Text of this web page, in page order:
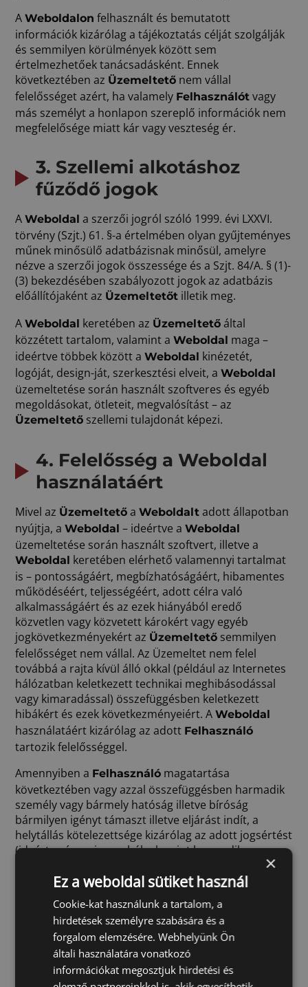
AWeboldalon felhasznált és bemutatott
információk kizárólag a tájékoztatás célját szolgálják
és semmilyen körülmények között sem
értelmezhetőek tanácsadásként. Ennek
következtében az Üzemeltető nem vállal
felelősséget azért, ha valamely Felhasználót vagy
más személyt a honlapon szereplő információk nem
megfelelősége miatt kár vagy veszteség ér.
3. Szellemi alkotáshoz
fűződő jogok
AWeboldal a szerzői jogról szóló 1999. évi LXXVI.
törvény (Szjt.) 61. §-a értelmében olyan gyűjteményes
műnek minősülő adatbázisnak minősül, amelyre
nézve a szerzői jogok összessége és a Szjt. 84/A. § (1)-
(3) bekezdésében szabályozott jogok az adatbázis
előállítójaként az Üzemeltetőt illetik meg.
AWeboldal keretében az Üzemeltető által
közzétett tartalom, valamint aWeboldal maga –
ideértve többek között aWeboldal kinézetét,
logóját, design-ját, szerkesztési elveit, aWeboldal
üzemeltetése során használt szoftveres és egyéb
megoldásokat, ötleteit, megvalósítást – az
Üzemeltető szellemi tulajdonát képezi.
4. Felelősség a Weboldal
használatáért
Mivel az Üzemeltető aWeboldalt adott állapotban
nyújtja, aWeboldal – ideértve aWeboldal
üzemeltetése során használt szoftvert, illetve a
Weboldal keretében elérhető valamennyi tartalmat
is – pontosságáért, megbízhatóságáért, hibamentes
működéséért, teljességéért, adott célra való
alkalmasságáért és az ezek hiányából eredő
közvetlen vagy közvetett károkért vagy egyéb
jogkövetkezményekért az Üzemeltető semmilyen
felelősséget nem vállal. Az Üzemeltet nem felel
továbbá a rajta kívül álló okkal (például az Internetes
hálózatban keletkezett technikai meghibásodással
vagy kimaradással) összefüggésben keletkezett
hibákért és ezek következményeiért. AWeboldal
használatáért kizárólag az adott Felhasználó
tartozik felelősséggel.
Amennyiben a Felhasználó magatartása
következtében vagy azzal összefüggésben harmadik
személy vagy bármely hatóság illetve bíróság
bármilyen igényt támaszt illetve eljárást indít, a
helytállás kötelezettsége kizárólag az adott jogsértést
(ideértve úgy a jogszabályok, mint harmadik
cselekményt vagy mulasztást elkövetőFelhasználót
terheli, illetve a Felhasználó vállalja, hogy minden az
Üzemeltető által megkövetelt intézkedést (például a
visszaéléséért vagy a jogsértésért felelősséget vállaló
Üzemeltetőérintetlenségét egyértelműen
tartalmazó nyilvános vagy egyéb nyilatkozat
megtétele, felhasználási engedély beszerzése)
×
Ez a weboldal sütiket használ
Cookie-kat használunk a tartalom, a
hirdetések személyre szabására és a
forgalom elemzésére. Webhelyünk Ön
általi használatára vonatkozó
információkat megosztjuk hirdetési és